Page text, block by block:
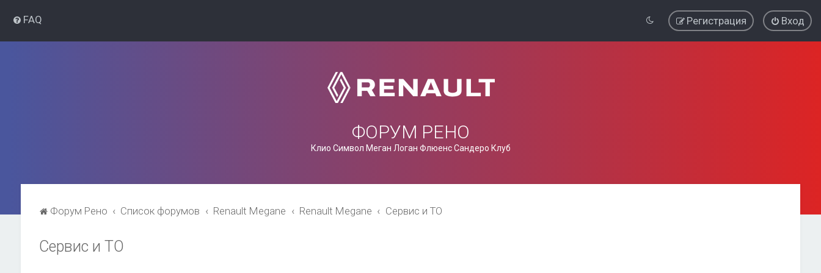
FAQ Вход
Регистрация
ФОРУМ РЕНО
Клио Символ Меган Логан Флюенс Сандеро Клуб
Форум Рено Список форумов Renault Megane Renault Megane Сервис и ТО
Сервис и ТО